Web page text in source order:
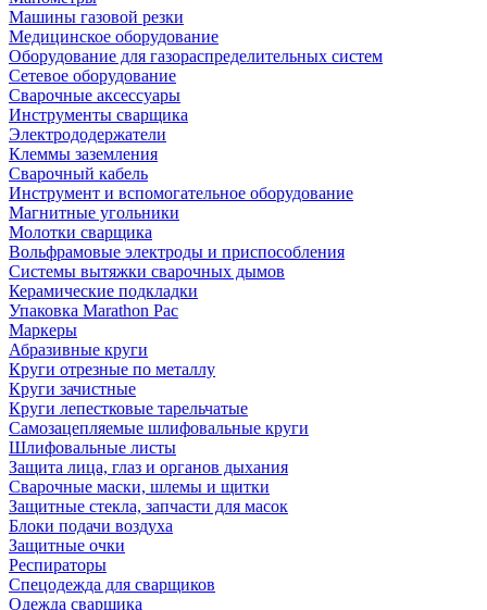
Машины газовой резки
Медицинское оборудование
Оборудование для газораспределительных систем
Сетевое оборудование
Сварочные аксессуары
Инструменты сварщика
Электрододержатели
Клеммы заземления
Сварочный кабель
Инструмент и вспомогательное оборудование
Магнитные угольники
Молотки сварщика
Вольфрамовые электроды и приспособления
Системы вытяжки сварочных дымов
Керамические подкладки
Упаковка Marathon Pac
Маркеры
Абразивные круги
Круги отрезные по металлу
Круги зачистные
Круги лепестковые тарельчатые
Самозацепляемые шлифовальные круги
Шлифовальные листы
Защита лица, глаз и органов дыхания
Сварочные маски, шлемы и щитки
Защитные стекла, запчасти для масок
Блоки подачи воздуха
Защитные очки
Респираторы
Спецодежда для сварщиков
Одежда сварщика